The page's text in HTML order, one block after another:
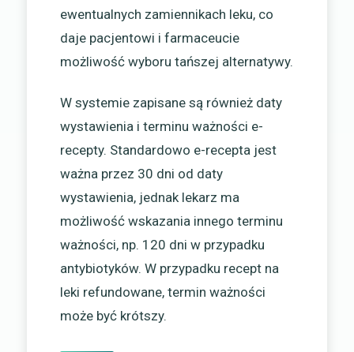
ewentualnych zamiennikach leku, co
daje pacjentowi i farmaceucie
możliwość wyboru tańszej alternatywy.
W systemie zapisane są również daty
wystawienia i terminu ważności e-
recepty. Standardowo e-recepta jest
ważna przez 30 dni od daty
wystawienia, jednak lekarz ma
możliwość wskazania innego terminu
ważności, np. 120 dni w przypadku
antybiotyków. W przypadku recept na
leki refundowane, termin ważności
może być krótszy.